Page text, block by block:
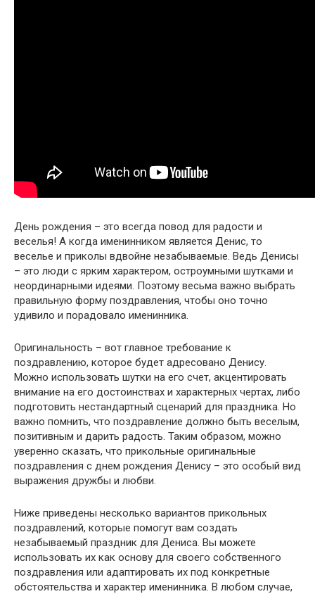
День рождения – это всегда повод для радости и
веселья! А когда именинником является Денис, то
веселье и приколы вдвойне незабываемые. Ведь Денисы
– это люди с ярким характером, остроумными шутками и
неординарными идеями. Поэтому весьма важно выбрать
правильную форму поздравления, чтобы оно точно
удивило и порадовало именинника.
Оригинальность – вот главное требование к
поздравлению, которое будет адресовано Денису.
Можно использовать шутки на его счет, акцентировать
внимание на его достоинствах и характерных чертах, либо
подготовить нестандартный сценарий для праздника. Но
важно помнить, что поздравление должно быть веселым,
позитивным и дарить радость. Таким образом, можно
уверенно сказать, что прикольные оригинальные
поздравления с днем рождения Денису – это особый вид
выражения дружбы и любви.
Ниже приведены несколько вариантов прикольных
поздравлений, которые помогут вам создать
незабываемый праздник для Дениса. Вы можете
использовать их как основу для своего собственного
поздравления или адаптировать их под конкретные
обстоятельства и характер именинника. В любом случае,